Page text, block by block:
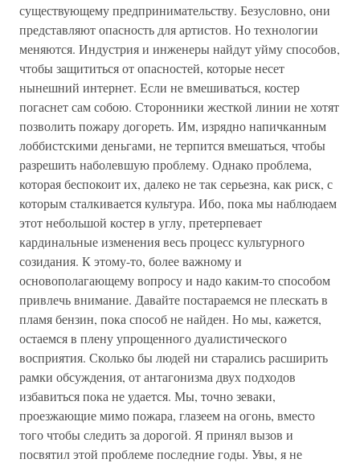
существующему предпринимательству. Безусловно, они
представляют опасность для артистов. Но технологии
меняются. Индустрия и инженеры найдут уйму способов,
чтобы защититься от опасностей, которые несет
нынешний интернет. Если не вмешиваться, костер
погаснет сам собою. Сторонники жесткой линии не хотят
позволить пожару догореть. Им, изрядно напичканным
лоббистскими деньгами, не терпится вмешаться, чтобы
разрешить наболевшую проблему. Однако проблема,
которая беспокоит их, далеко не так серьезна, как риск, с
которым сталкивается культура. Ибо, пока мы наблюдаем
этот небольшой костер в углу, претерпевает
кардинальные изменения весь процесс культурного
созидания. К этому-то, более важному и
основополагающему вопросу и надо каким-то способом
привлечь внимание. Давайте постараемся не плескать в
пламя бензин, пока способ не найден. Но мы, кажется,
остаемся в плену упрощенного дуалистического
восприятия. Сколько бы людей ни старались расширить
рамки обсуждения, от антагонизма двух подходов
избавиться пока не удается. Мы, точно зеваки,
проезжающие мимо пожара, глазеем на огонь, вместо
того чтобы следить за дорогой. Я принял вызов и
посвятил этой проблеме последние годы. Увы, я не